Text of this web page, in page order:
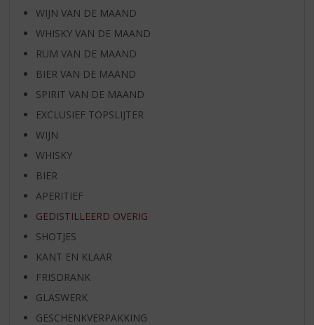
WIJN VAN DE MAAND
WHISKY VAN DE MAAND
RUM VAN DE MAAND
BIER VAN DE MAAND
SPIRIT VAN DE MAAND
EXCLUSIEF TOPSLIJTER
WIJN
WHISKY
BIER
APERITIEF
GEDISTILLEERD OVERIG
SHOTJES
KANT EN KLAAR
FRISDRANK
GLASWERK
GESCHENKVERPAKKING